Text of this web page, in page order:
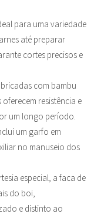
para uma variedade
até preparar
cortes precisos e
com bambu
resistência e
um longo período.
um garfo em
no manuseio dos
especial, a faca de
do boi,
e distinto ao